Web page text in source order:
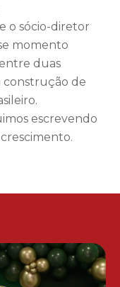
o sócio-diretor
momento
duas
construção de
escrevendo